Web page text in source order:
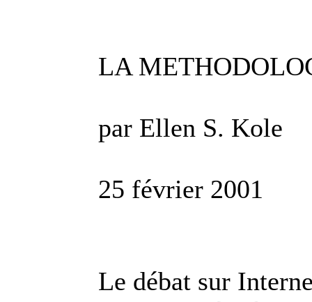
LA
par Ellen S. Kole
25 février 2001
Le débat sur